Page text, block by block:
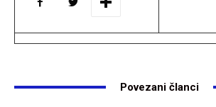
Povezani članci